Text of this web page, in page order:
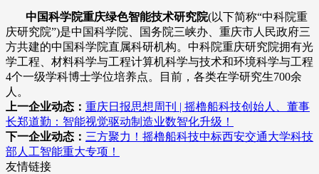
中国科学院重庆绿色智能技术研究院(以下简称“中科院重
庆研究院”)是中国科学院、国务院三峡办、重庆市人民政府三
方共建的中国科学院直属科研机构。中科院重庆研究院拥有光
学工程、材料科学与工程计算机科学与技术和环境科学与工程
4个一级学科博士学位培养点。目前，各类在学研究生700余
人。
上一企业动态： 重庆日报思想周刊 | 摇橹船科技创始人、董事
长郑道勤：智能视觉驱动制造业数智化升级！
下一企业动态： 三方聚力！摇橹船科技中标西安交通大学科技
部人工智能重大专项！
友情链接